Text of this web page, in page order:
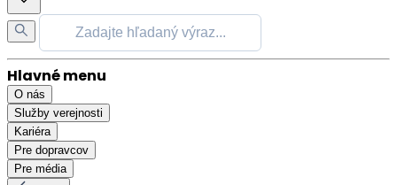
Hlavné menu
O nás
Služby verejnosti
Kariéra
Pre dopravcov
Pre média